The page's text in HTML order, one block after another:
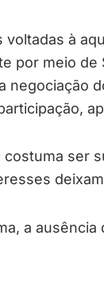
voltadas à
por meio de
negociação
ser
a ausência